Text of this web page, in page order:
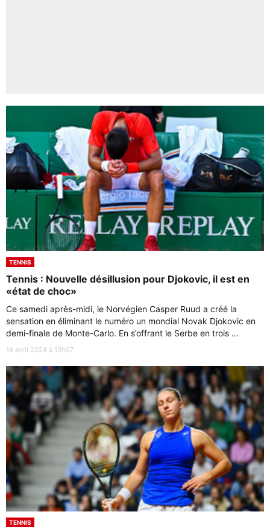
TENNIS
Tennis : Nouvelle désillusion pour Djokovic, il est en
«état de choc»
Ce samedi après-midi, le Norvégien Casper Ruud a créé la
sensation en éliminant le numéro un mondial Novak Djokovic en
demi-finale de Monte-Carlo. En s’offrant le Serbe en trois ...
14 avril 2024 à 13h07
TENNIS